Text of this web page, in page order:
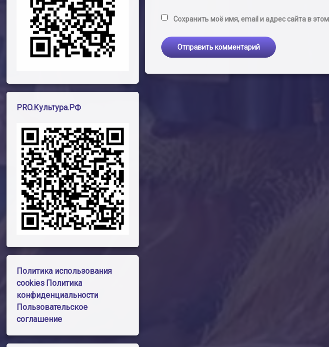
Сохранить моё имя, email и адрес сайта в
PRO.Культура.РФ
Политика использования
cookies Политика
конфиденциальности
Пользовательское
соглашение